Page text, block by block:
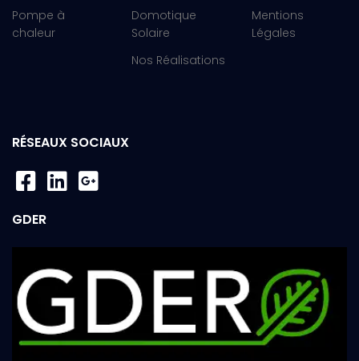
Pompe à
chaleur
Domotique
Solaire
Nos Réalisations
Mentions
Légales
RÉSEAUX SOCIAUX
GDER